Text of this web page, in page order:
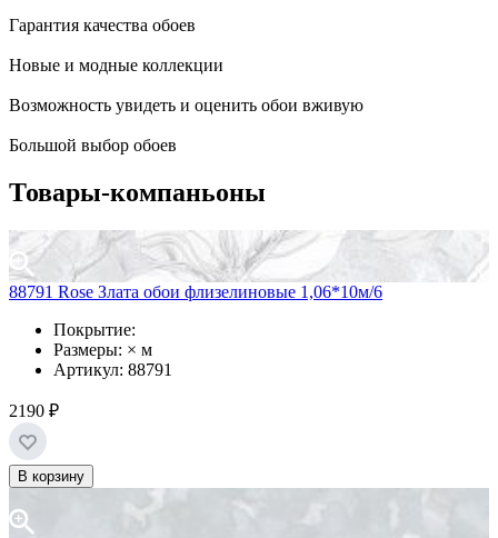
Гарантия качества обоев
Новые и модные коллекции
Возможность увидеть и оценить обои вживую
Большой выбор обоев
Товары-компаньоны
88791 Rose Злата обои флизелиновые 1,06*10м/6
Покрытие:
Размеры: × м
Артикул: 88791
2190 ₽
В корзину